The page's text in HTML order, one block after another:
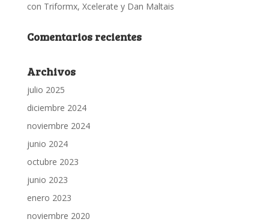
con Triformx, Xcelerate y Dan Maltais
Comentarios recientes
Archivos
julio 2025
diciembre 2024
noviembre 2024
junio 2024
octubre 2023
junio 2023
enero 2023
noviembre 2020